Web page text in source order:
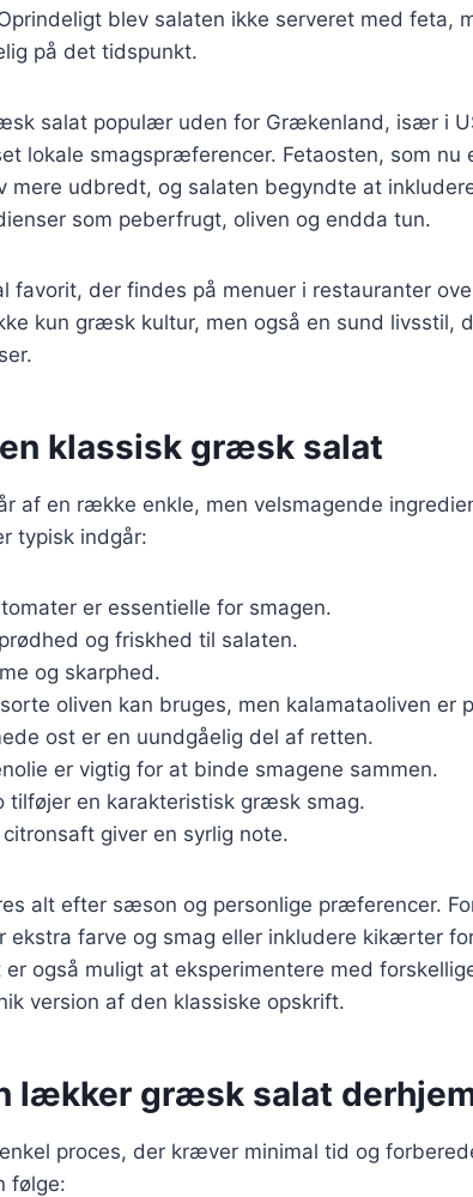
blev salaten ikke serveret med feta,
på det tidspunkt.
salat populær uden for Grækenland, især i
lokale smagspræferencer. Fetaosten, som nu
mere udbredt, og salaten begyndte at
som peberfrugt, oliven og endda tun.
favorit, der findes på menuer i restauranter
kun græsk kultur, men også en sund livsstil,
klassisk græsk salat
af en række enkle, men velsmagende
typisk indgår:
er essentielle for smagen.
og friskhed til salaten.
og skarphed.
oliven kan bruges, men kalamataoliven er
ost er en uundgåelig del af retten.
er vigtig for at binde smagene sammen.
tilføjer en karakteristisk græsk smag.
giver en syrlig note.
alt efter sæson og personlige præferencer.
ekstra farve og smag eller inkludere kikærter
også muligt at eksperimentere med
version af den klassiske opskrift.
lækker græsk salat
proces, der kræver minimal tid og
følge: